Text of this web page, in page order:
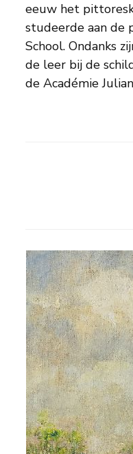
eeuw het
studeerde aan de
School. Ondanks
de leer bij de
de Académie
staat bekend om zijn
klederdrachten,
Egmond aan Zee
‘Art Summer